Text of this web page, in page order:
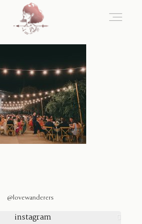
@lovewanderers
Blog
Sobre Nosotros